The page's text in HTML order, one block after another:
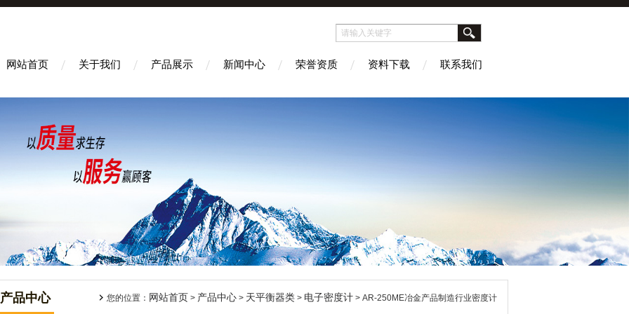
网站首页 关于我们 产品展示 新闻中心 荣誉资质 资料下载 联系我们
产品中心 您的位置： 网站首页 > 产品中心 > 天平衡器类 > 电子密度计 > AR-250ME冶金产品制造行业密度计